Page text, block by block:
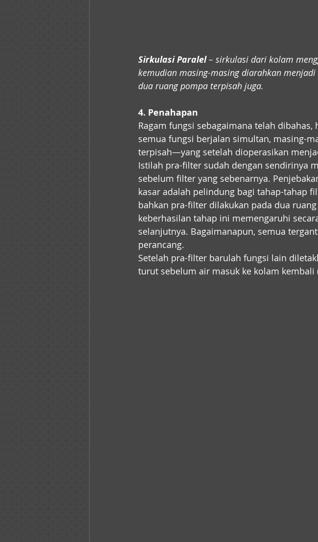
Sirkulasi Paralel – sirkulasi dari kolam
kemudian masing-masing diarahkan
dua ruang pompa terpisah juga.
4. Penahapan
Ragam fungsi sebagaimana telah
semua fungsi berjalan simultan, masing-
terpisah—yang setelah dioperasikan
Istilah pra-filter sudah dengan sendirinya
sebelum filter yang sebenarnya.
kasar adalah pelindung bagi tahap-tahap
bahkan pra-filter dilakukan pada dua
keberhasilan tahap ini memengaruhi
selanjutnya. Bagaimanapun, semua
perancang.
Setelah pra-filter barulah fungsi lain
turut sebelum air masuk ke kolam